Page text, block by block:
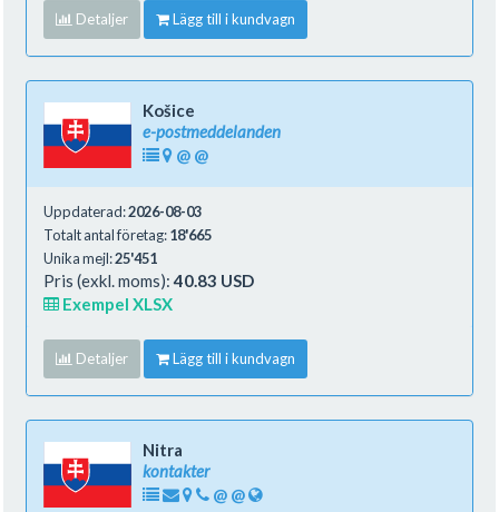
Detaljer Lägg till i kundvagn
Košice
e-postmeddelanden
@ @
Uppdaterad:2026-08-03
Totalt antal företag:18'665
Unika mejl:25'451
Pris (exkl. moms):40.83 USD
Exempel XLSX
Detaljer Lägg till i kundvagn
Nitra
kontakter
@ @